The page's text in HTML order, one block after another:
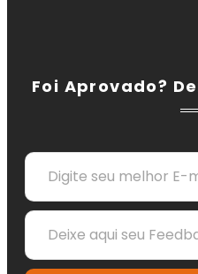
Foi Aprovado?